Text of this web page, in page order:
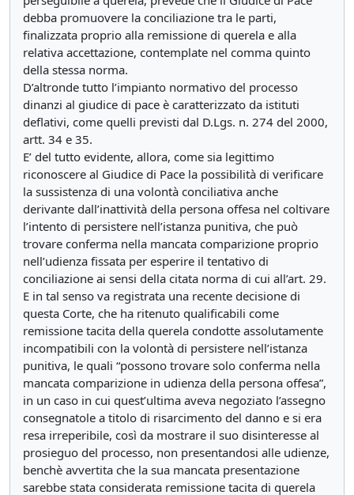
debba promuovere la conciliazione tra le parti,
finalizzata proprio alla remissione di querela e alla
relativa accettazione, contemplate nel comma quinto
della stessa norma.
D’altronde tutto l’impianto normativo del processo
dinanzi al giudice di pace è caratterizzato da istituti
deflativi, come quelli previsti dal D.Lgs. n. 274 del 2000,
artt. 34 e 35.
E’ del tutto evidente, allora, come sia legittimo
riconoscere al Giudice di Pace la possibilità di verificare
la sussistenza di una volontà conciliativa anche
derivante dall’inattività della persona offesa nel coltivare
l’intento di persistere nell’istanza punitiva, che può
trovare conferma nella mancata comparizione proprio
nell’udienza fissata per esperire il tentativo di
conciliazione ai sensi della citata norma di cui all’art. 29.
E in tal senso va registrata una recente decisione di
questa Corte, che ha ritenuto qualificabili come
remissione tacita della querela condotte assolutamente
incompatibili con la volontà di persistere nell’istanza
punitiva, le quali “possono trovare solo conferma nella
mancata comparizione in udienza della persona offesa”,
in un caso in cui quest’ultima aveva negoziato l’assegno
consegnatole a titolo di risarcimento del danno e si era
resa irreperibile, così da mostrare il suo disinteresse al
prosieguo del processo, non presentandosi alle udienze,
benchè avvertita che la sua mancata presentazione
sarebbe stata considerata remissione tacita di querela